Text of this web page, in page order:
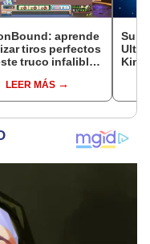
aprende
tiros perfectos
truco infalible
LEER MÁS